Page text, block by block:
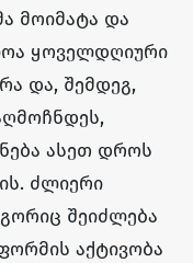
მოიმატა და
ყოველდღიური
და, შემდეგ,
ასეთ დროს
ძლიერი
შეიძლება
აქტივობა